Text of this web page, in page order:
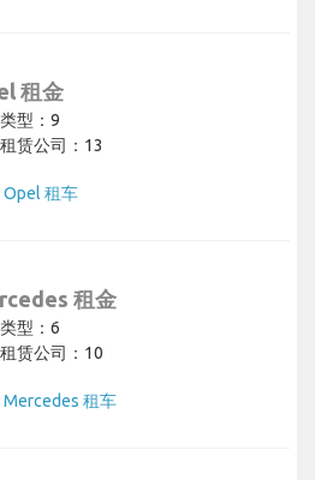
租金
型：9
赁公司：13
Opel 租车
租金
型：6
赁公司：10
Mercedes 租车